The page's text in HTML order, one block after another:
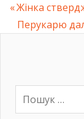
Навігація
Previous
Post:
Жінка
Next
Перукарю